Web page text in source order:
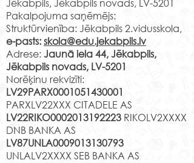
Jēkabpils, Jēkabpils novads, LV-5201
Pakalpojuma saņēmējs:
Struktūrvienība: Jēkabpils 2.vidusskola,
e-pasts:skola@edu.jekabpils.lv
Adrese:Jaunā iela 44, Jēkabpils,
Jēkabpils novads, LV-5201
Norēķinu rekvizīti:
LV29PARX0001051430001
PARXLV22XXX CITADELE AS
LV22RIKO0002013192223 RIKOLV2XXXX
DNB BANKA AS
LV87UNLA0009013130793
UNLALV2XXXX SEB BANKA AS